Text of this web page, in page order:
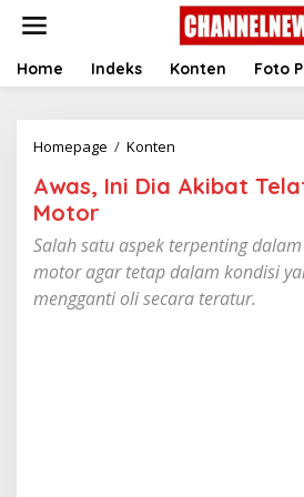
t
Home Indeks Konten Foto
Homepage / Konten
a
I
n
D
Awas, Ini Dia Akibat
Motor
Salah satu aspek terpenting
motor agar tetap dalam kondisi
mengganti oli secara teratur.